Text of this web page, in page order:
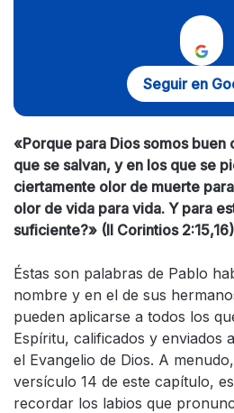
Seguir en
«Porque para Dios somos buen
que se salvan, y en los que se
ciertamente olor de muerte
olor de vida para vida. Y para
suficiente?» (II Corintios
Éstas son palabras de Pablo
nombre y en el de sus
pueden aplicarse a todos los
Espíritu, calificados y enviados
el Evangelio de Dios. A
versículo 14 de este capítulo,
recordar los labios que